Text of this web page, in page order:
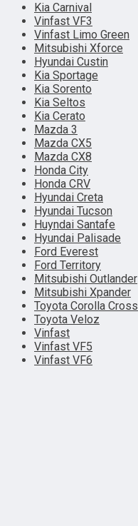
Kia Carnival
Vinfast VF3
Vinfast Limo Green
Mitsubishi Xforce
Hyundai Custin
Kia Sportage
Kia Sorento
Kia Seltos
Kia Cerato
Mazda 3
Mazda CX5
Mazda CX8
Honda City
Honda CRV
Hyundai Creta
Hyundai Tucson
Huyndai Santafe
Hyundai Palisade
Ford Everest
Ford Territory
Mitsubishi Outlander
Mitsubishi Xpander
Toyota Corolla Cross
Toyota Veloz
Vinfast
Vinfast VF5
Vinfast VF6